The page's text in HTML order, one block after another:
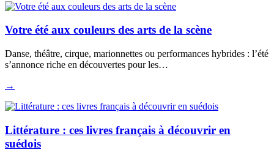
Votre été aux couleurs des arts de la scène
Danse, théâtre, cirque, marionnettes ou performances hybrides : l’été
s’annonce riche en découvertes pour les…
→
Littérature : ces livres français à découvrir en
suédois